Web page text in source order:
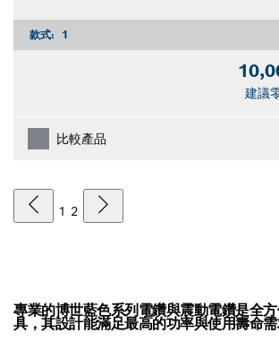
款式: 1
建議
比較產品
1 2
專業的博世藍色系列電鑽與震動電鑽是全
具，其設計能滿足最高的功率與使用壽命需